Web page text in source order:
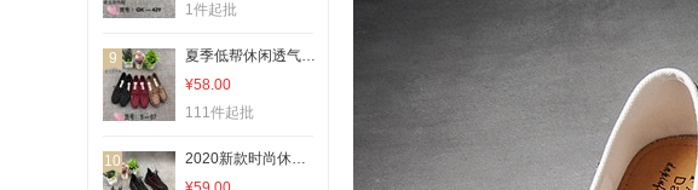
1件起批
9
夏季低帮休闲透气轻便百搭鞋c413
¥58.00
111件起批
10
2020新款时尚休闲鞋b452